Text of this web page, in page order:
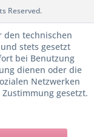
Reserved.
den technischen
stets gesetzt
bei Benutzung
dienen oder die
Netzwerken
gesetzt.